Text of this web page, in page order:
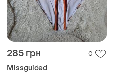
285 грн 0
Missguided